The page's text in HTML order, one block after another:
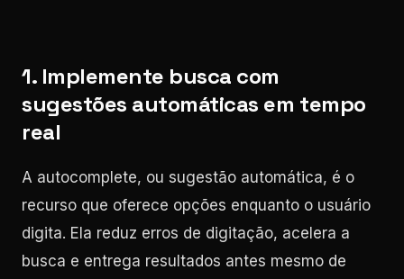
1. Implemente busca com
sugestões automáticas em tempo
real
A autocomplete, ou sugestão automática, é o
recurso que oferece opções enquanto o usuário
digita. Ela reduz erros de digitação, acelera a
busca e entrega resultados antes mesmo de